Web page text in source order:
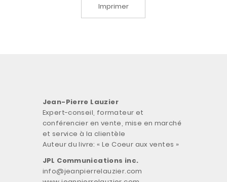
Imprimer
Jean-Pierre Lauzier
Expert-conseil, formateur et
conférencier en vente, mise en marché
et service à la clientèle
Auteur du livre: « Le Coeur aux ventes »
JPL Communications inc.
info@jeanpierrelauzier.com